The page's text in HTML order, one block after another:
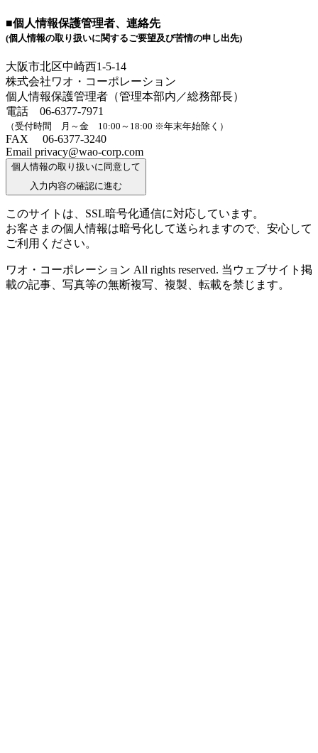
■個人情報保護管理者、連絡先
(個人情報の取り扱いに関するご要望及び苦情の申し出先)
大阪市北区中崎西1-5-14
株式会社ワオ・コーポレーション
個人情報保護管理者（管理本部内／総務部長）
電話 06-6377-7971
（受付時間 月～金 10:00～18:00 ※年末年始除く）
FAX 06-6377-3240
Email privacy@wao-corp.com
個人情報の取り扱いに同意して
入力内容の確認に進む
このサイトは、SSL暗号化通信に対応しています。
お客さまの個人情報は暗号化して送られますので、安心して
ご利用ください。
ワオ・コーポレーション All rights reserved. 当ウェブサイト掲
載の記事、写真等の無断複写、複製、転載を禁じます。